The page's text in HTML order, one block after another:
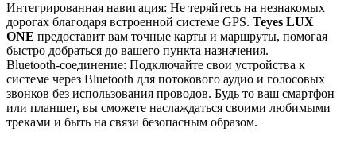
Интегрированная навигация: Не теряйтесь на незнакомых
дорогах благодаря встроенной системе GPS. Teyes LUX
ONE предоставит вам точные карты и маршруты, помогая
быстро добраться до вашего пункта назначения.
Bluetooth-соединение: Подключайте свои устройства к
системе через Bluetooth для потокового аудио и голосовых
звонков без использования проводов. Будь то ваш смартфон
или планшет, вы сможете наслаждаться своими любимыми
треками и быть на связи безопасным образом.